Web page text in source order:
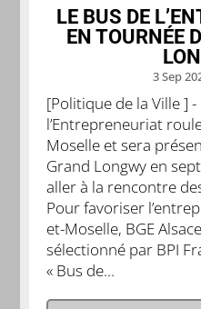
LE BUS DE
EN TOURNÉE
3 Sep
[Politique de la Ville ] -
l’Entrepreneuriat
Moselle et sera
Grand Longwy en
aller à la rencontre
Pour favoriser
et-Moselle, BGE
sélectionné par BPI
« Bus de...